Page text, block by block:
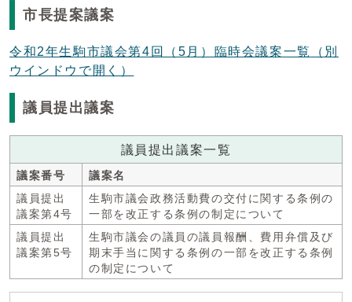
市長提案議案
令和2年生駒市議会第4回（5月）臨時会議案一覧
（別
ウインドウで開く）
議員提出議案
議員提出議案一覧
議案番号
議案名
議員提出
議案第4号
生駒市議会政務活動費の交付に関する条例の
一部を改正する条例の制定について
議員提出
議案第5号
生駒市議会の議員の議員報酬、費用弁償及び
期末手当に関する条例の一部を改正する条例
の制定について